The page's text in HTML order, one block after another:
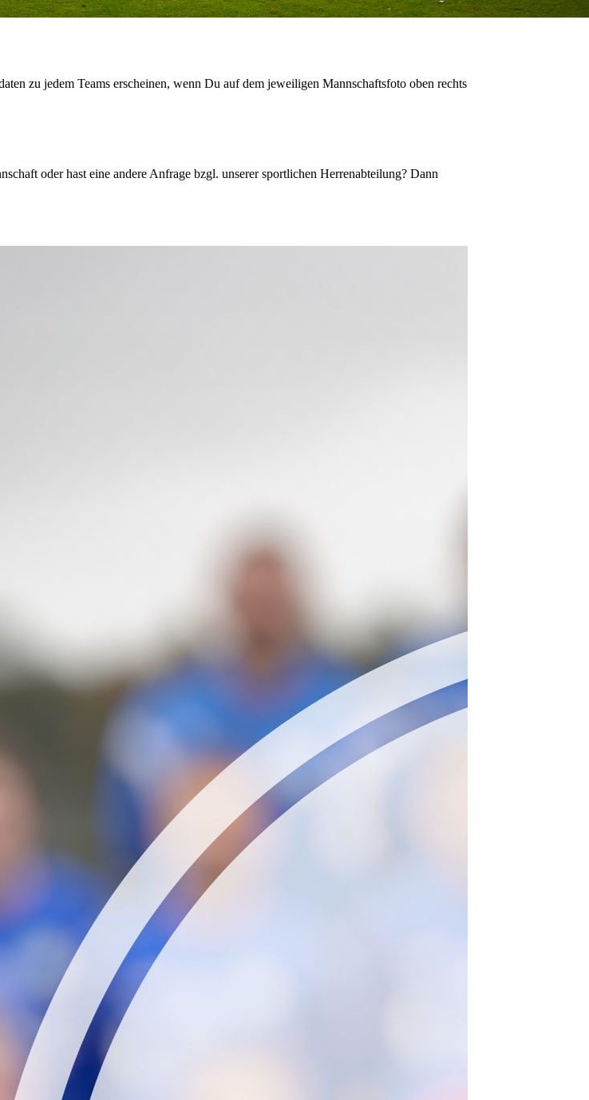
zu jedem Teams erscheinen, wenn Du auf dem jeweiligen Mannschaftsfoto oben rechts
oder hast eine andere Anfrage bzgl. unserer sportlichen Herrenabteilung? Dann